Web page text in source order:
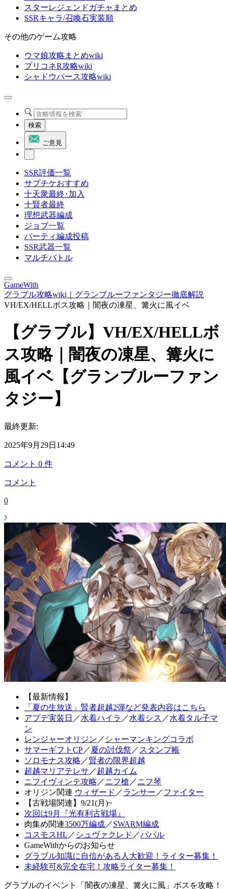
スターレジェンドガチャまとめ
SSRキャラ/召喚石実装順
その他のゲーム攻略
ウマ娘攻略まとめwiki
プリコネR攻略wiki
シャドウバース攻略wiki
検索
ご意見
SSR評価一覧
サプチケおすすめ
十天衆最終･加入
十賢者最終
理想武器編成
ジョブ一覧
パーティ編成投稿
SSR武器一覧
マルチバトル
GameWith
グラブル攻略wiki｜グランブルーファンタジー徹底解説
VH/EX/HELLボス攻略｜闇夜の凍星、篝火に風イベ
【グラブル】VH/EX/HELLボ
ス攻略｜闇夜の凍星、篝火に
風イベ【グランブルーファン
タジー】
最終更新:
2025年9月29日14:49
コメント 0 件
コメント
0
【最新情報】
「夏の生放送」賢者超越2弾など発表内容はこちら
アプデ実装日 ／水着ハイラ ／水着シス ／水着タル子マ
ン
レンジャーオリジン ／ シャーマンキングコラボ
サマーギフトCP／夏の討伐祭 ／ スタンプ帳
ソロモナス攻略 ／賢者の限界超越
超越マリアテレサ ／超越カイム
ニフイヴィンテ攻略 ／ニフ槍 ／ニフ琴
オリジン関連 ウィザード ／ランサー ／ファイター
【古戦場関連】9/21(月)~
次回は9月『光有利古戦場』
肉集め関連3500万編成／SWARM編成
コスモスHL ／ シュヴァクレド ／パパル
GameWithからのお知らせ
グラブル知識に自信がある人大歓迎！ライター募集！
未経験可&完全在宅！攻略ライター募集！
グラブルのイベント「闇夜の凍星、篝火に風」ボスを攻略！